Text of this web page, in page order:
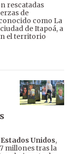
rescatadas
de
como La
de Itapoá, a
el territorio
Estados Unidos,
millones tras la